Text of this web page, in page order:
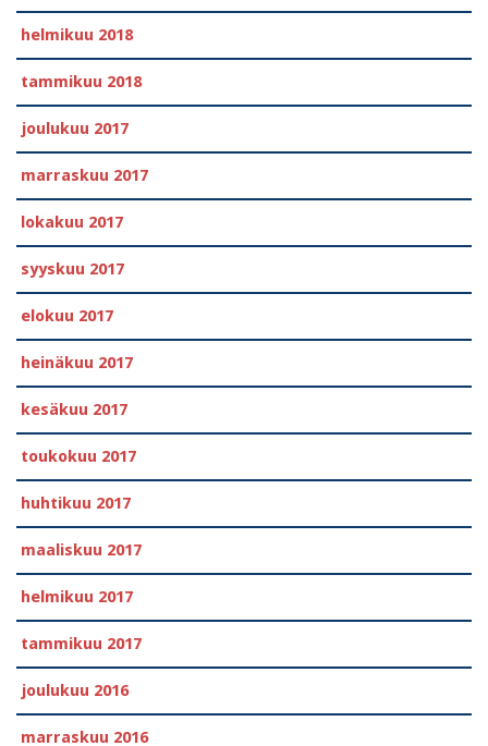
helmikuu 2018
tammikuu 2018
joulukuu 2017
marraskuu 2017
lokakuu 2017
syyskuu 2017
elokuu 2017
heinäkuu 2017
kesäkuu 2017
toukokuu 2017
huhtikuu 2017
maaliskuu 2017
helmikuu 2017
tammikuu 2017
joulukuu 2016
marraskuu 2016